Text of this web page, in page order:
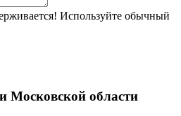
Используйте обычный
Московской области